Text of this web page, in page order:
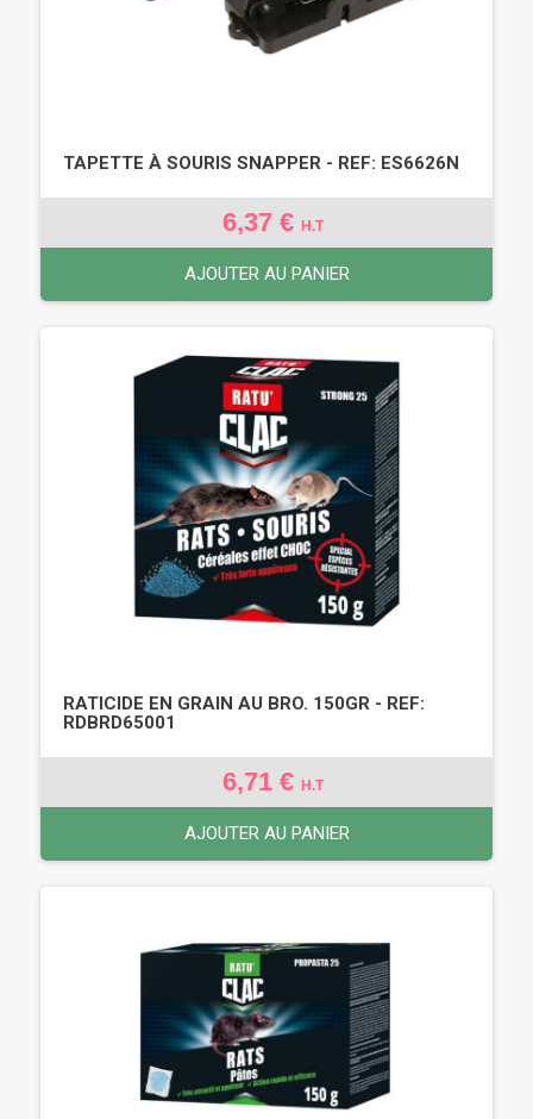
TAPETTE À SOURIS SNAPPER - REF: ES6626N
6,37 € H.T
AJOUTER AU PANIER
RATICIDE EN GRAIN AU BRO. 150GR - REF:
RDBRD65001
6,71 € H.T
AJOUTER AU PANIER